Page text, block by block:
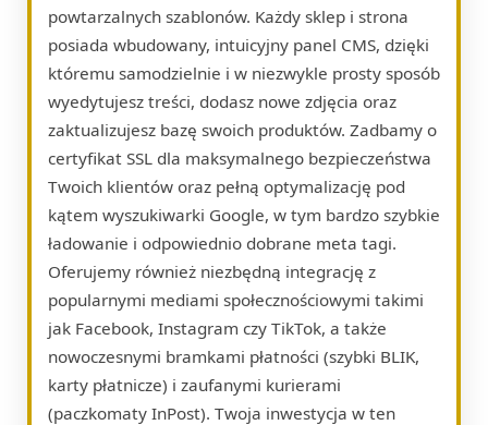
powtarzalnych szablonów. Każdy sklep i strona
posiada wbudowany, intuicyjny panel CMS, dzięki
któremu samodzielnie i w niezwykle prosty sposób
wyedytujesz treści, dodasz nowe zdjęcia oraz
zaktualizujesz bazę swoich produktów. Zadbamy o
certyfikat SSL dla maksymalnego bezpieczeństwa
Twoich klientów oraz pełną optymalizację pod
kątem wyszukiwarki Google, w tym bardzo szybkie
ładowanie i odpowiednio dobrane meta tagi.
Oferujemy również niezbędną integrację z
popularnymi mediami społecznościowymi takimi
jak Facebook, Instagram czy TikTok, a także
nowoczesnymi bramkami płatności (szybki BLIK,
karty płatnicze) i zaufanymi kurierami
(paczkomaty InPost). Twoja inwestycja w ten